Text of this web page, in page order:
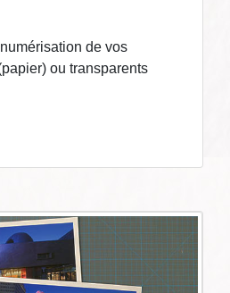
de vos
ou transparents